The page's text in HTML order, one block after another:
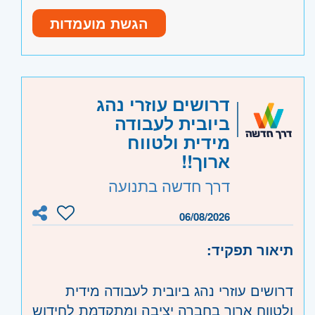
נכונות לעבודה במשרה מלאה
רישיון למלגזה- יתרון משמעותי
היקף משרה: משרה מלאה
קוד משרה:585406
- פתח תקווה
- נתניה ועמק חפר
- ראשון לציון ונס- ציונה, רמלה לוד,
רחובות, יבנה
הגשת מועמדות
דרושים עוזרי נהג
ביובית לעבודה
מידית ולטווח
ארוך!!
דרך חדשה בתנועה
06/08/2026
תיאור תפקיד:
דרושים עוזרי נהג ביובית לעבודה מידית
ולטווח ארוך בחברה יציבה ומתקדמת לחידוש